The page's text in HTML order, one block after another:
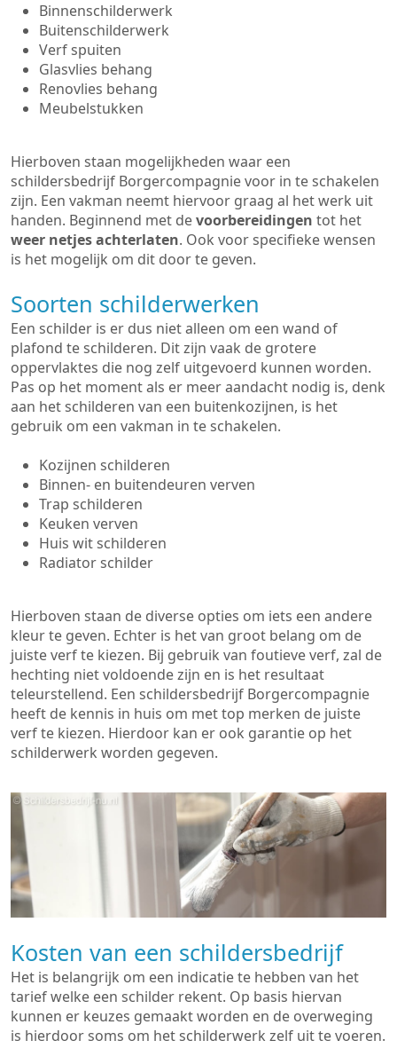
Binnenschilderwerk
Buitenschilderwerk
Verf spuiten
Glasvlies behang
Renovlies behang
Meubelstukken
Hierboven staan mogelijkheden waar een
schildersbedrijf Borgercompagnie voor in te schakelen
zijn. Een vakman neemt hiervoor graag al het werk uit
handen. Beginnend met devoorbereidingen tot het
weer netjes achterlaten. Ook voor specifieke wensen
is het mogelijk om dit door te geven.
Soorten schilderwerken
Een schilder is er dus niet alleen om een wand of
plafond te schilderen. Dit zijn vaak de grotere
oppervlaktes die nog zelf uitgevoerd kunnen worden.
Pas op het moment als er meer aandacht nodig is, denk
aan het schilderen van een buitenkozijnen, is het
gebruik om een vakman in te schakelen.
Kozijnen schilderen
Binnen- en buitendeuren verven
Trap schilderen
Keuken verven
Huis wit schilderen
Radiator schilder
Hierboven staan de diverse opties om iets een andere
kleur te geven. Echter is het van groot belang om de
juiste verf te kiezen. Bij gebruik van foutieve verf, zal de
hechting niet voldoende zijn en is het resultaat
teleurstellend. Een schildersbedrijf Borgercompagnie
heeft de kennis in huis om met top merken de juiste
verf te kiezen. Hierdoor kan er ook garantie op het
schilderwerk worden gegeven.
Kosten van een schildersbedrijf
Het is belangrijk om een indicatie te hebben van het
tarief welke een schilder rekent. Op basis hiervan
kunnen er keuzes gemaakt worden en de overweging
is hierdoor soms om het schilderwerk zelf uit te voeren.